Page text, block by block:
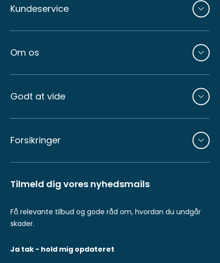
sider
Kundeservice
Om os
Godt at vide
Forsikringer
Tilmeld dig vores nyhedsmails
Få relevante tilbud og gode råd om, hvordan du undgår
skader.
Ja tak - hold mig opdateret